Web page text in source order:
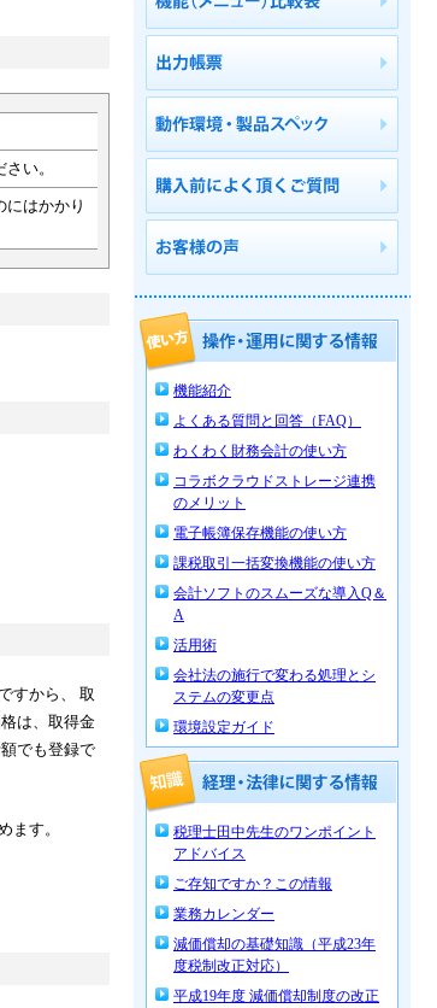
い。
にはかかり
すから、 取
は、取得金
でも登録で
ます。
機能紹介
よくある質問と回答（FAQ）
わくわく財務会計の使い方
コラボクラウドストレージ連携
のメリット
電子帳簿保存機能の使い方
課税取引一括変換機能の使い方
会計ソフトのスムーズな導入Q＆
A
活用術
会社法の施行で変わる処理とシ
ステムの変更点
環境設定ガイド
税理士田中先生のワンポイント
アドバイス
ご存知ですか？この情報
業務カレンダー
減価償却の基礎知識（平成23年
度税制改正対応）
平成19年度 減価償却制度の改正